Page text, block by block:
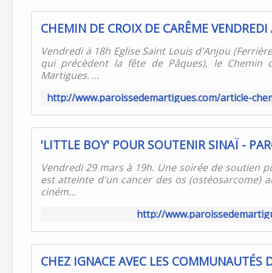
Vendredi à 18h Eglise Saint Louis d'Anjou
qui précèdent la fête de Pâques), le Chemin
Martigues. ...
'LITTLE BOY' POUR SOUTENIR SINAÏ -
Vendredi 29 mars à 19h. Une soirée de soutien
est atteinte d'un cancer des os (ostéosarcome)
ciném...
http://